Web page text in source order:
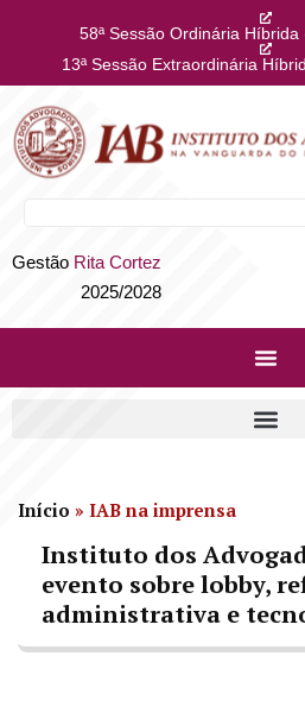
58ª Sessão Ordinária
13ª Sessão Extraordinária
Gestão Rita Cortez
2025/2028
Início » IAB na imprensa
Instituto dos
evento sobre lobby,
administrativa e